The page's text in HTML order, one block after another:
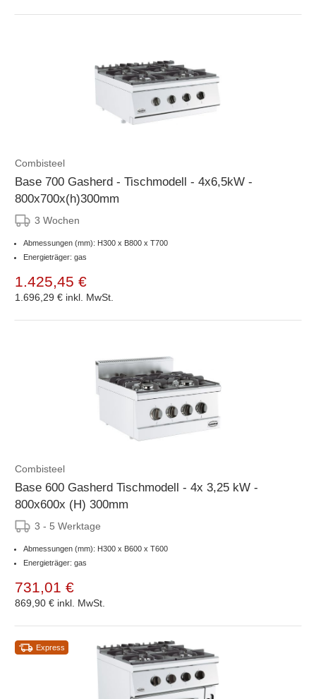
Combisteel
Base 700 Gasherd - Tischmodell - 4x6,5kW -
800x700x(h)300mm
3 Wochen
Abmessungen (mm): H300 x B800 x T700
Energieträger: gas
1.425,45 €
1.696,29 € inkl. MwSt.
Combisteel
Base 600 Gasherd Tischmodell - 4x 3,25 kW -
800x600x (H) 300mm
3 - 5 Werktage
Abmessungen (mm): H300 x B600 x T600
Energieträger: gas
731,01 €
869,90 € inkl. MwSt.
Express